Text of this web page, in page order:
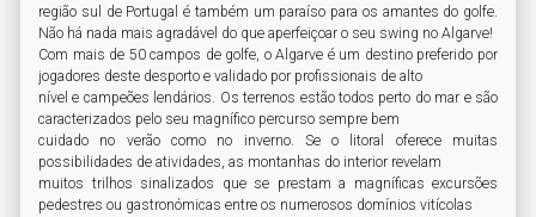
região sul de Portugal é também um paraíso para os amantes do golfe.
Não há nada mais agradável do que aperfeiçoar o seu swing no Algarve!
Com mais de 50 campos de golfe, o Algarve é um destino preferido por
jogadores deste desporto e validado por profissionais de alto
nível e campeões lendários. Os terrenos estão todos perto do mar e são
caracterizados pelo seu magnífico percurso sempre bem
cuidado no verão como no inverno. Se o litoral oferece muitas
possibilidades de atividades, as montanhas do interior revelam
muitos trilhos sinalizados que se prestam a magníficas excursões
pedestres ou gastronómicas entre os numerosos domínios vitícolas